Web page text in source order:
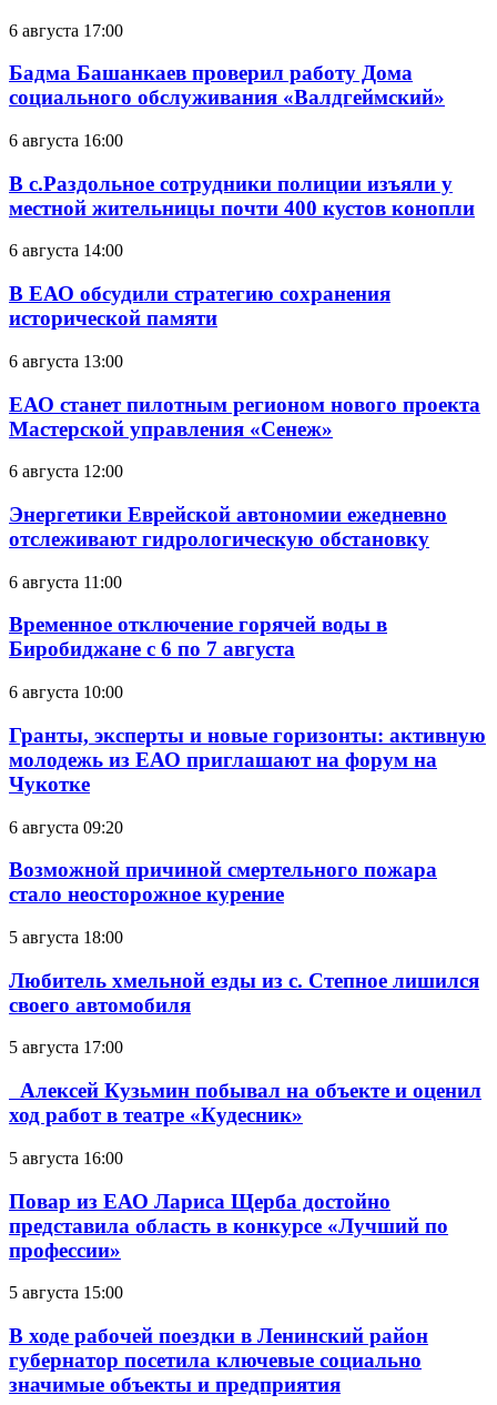
6 августа 17:00
Бадма Башанкаев проверил работу Дома
социального обслуживания «Валдгеймский»
6 августа 16:00
В с.Раздольное сотрудники полиции изъяли у
местной жительницы почти 400 кустов конопли
6 августа 14:00
В ЕАО обсудили стратегию сохранения
исторической памяти
6 августа 13:00
ЕАО станет пилотным регионом нового проекта
Мастерской управления «Сенеж»
6 августа 12:00
Энергетики Еврейской автономии ежедневно
отслеживают гидрологическую обстановку
6 августа 11:00
Временное отключение горячей воды в
Биробиджане с 6 по 7 августа
6 августа 10:00
Гранты, эксперты и новые горизонты: активную
молодежь из ЕАО приглашают на форум на
Чукотке
6 августа 09:20
Возможной причиной смертельного пожара
стало неосторожное курение
5 августа 18:00
Любитель хмельной езды из с. Степное лишился
своего автомобиля
5 августа 17:00
Алексей Кузьмин побывал на объекте и оценил
ход работ в театре «Кудесник»
5 августа 16:00
Повар из ЕАО Лариса Щерба достойно
представила область в конкурсе «Лучший по
профессии»
5 августа 15:00
В ходе рабочей поездки в Ленинский район
губернатор посетила ключевые социально
значимые объекты и предприятия